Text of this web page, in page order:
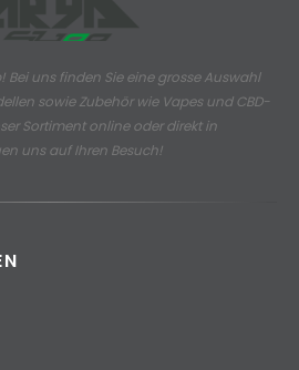
Bei uns finden Sie eine grosse Auswahl
sowie Zubehör wie Vapes und CBD-
Sortiment online oder direkt in
uns auf Ihren Besuch!